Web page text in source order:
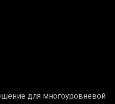
для многоуровневой